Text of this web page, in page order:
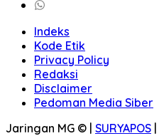
Indeks
Kode Etik
Privacy Policy
Redaksi
Disclaimer
Pedoman Media Siber
Jaringan MG © | SURYAPOS |